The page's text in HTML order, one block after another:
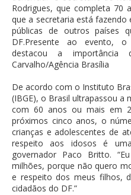
Rodrigues, que completa 70
que a secretaria está
públicas de outros países
DF.Presente ao evento,
destacou a
Carvalho/Agência Brasília
De acordo com o Instituto
(IBGE), o Brasil ultrapassou a
com 60 anos ou mais em
próximos cinco anos, o
crianças e adolescentes de
respeito aos idosos é
governador Paco Britto.
milhões, porque não quero
e respeito dos meus filhos,
cidadãos do DF.”